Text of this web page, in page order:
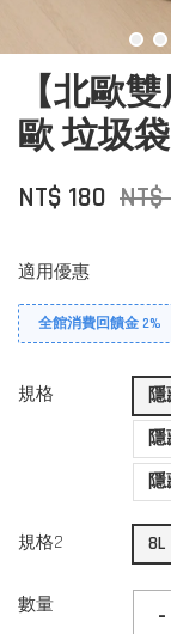
【北歐
歐 垃圾
NT$ 180
適用優惠
全館消費回饋金 2%
規格
規格2 8L
數量 -